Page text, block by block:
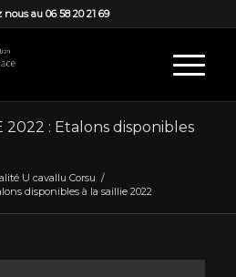
au 06 58 20 21 69
2022 : Etalons disponibles
U cavallu Corsu /
disponibles à la saillie 2022